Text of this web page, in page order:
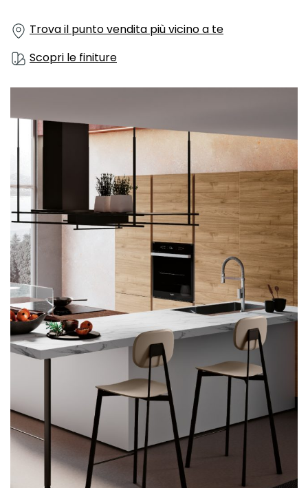
Trova il punto vendita più vicino a te
Scopri le finiture